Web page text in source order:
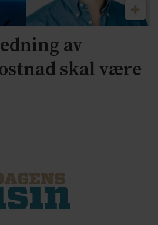
av
skal være